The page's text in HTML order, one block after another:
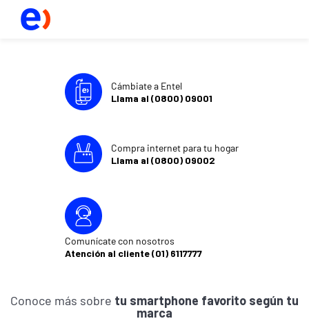
Cámbiate a Entel
Llama al (0800) 09001
Compra internet para tu hogar
Llama al (0800) 09002
Comunícate con nosotros
Atención al cliente (01) 6117777
Conoce más sobre tu smartphone favorito según tu
marca